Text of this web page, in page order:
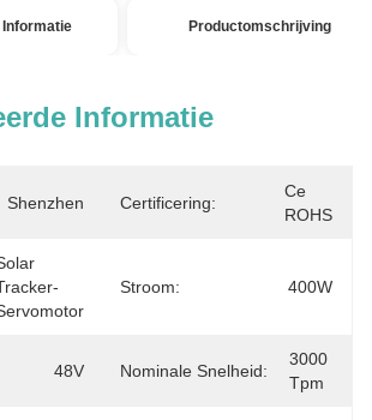
Productomschrijving
Informatie
Shenzhen Certificering:
Ce
ROHS
Stroom: 400W
48V Nominale Snelheid:
3000
Tpm